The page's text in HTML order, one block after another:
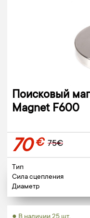
Поисковый
Magnet F600
70€ 75€
Тип
Сила сцепления
Диаметр